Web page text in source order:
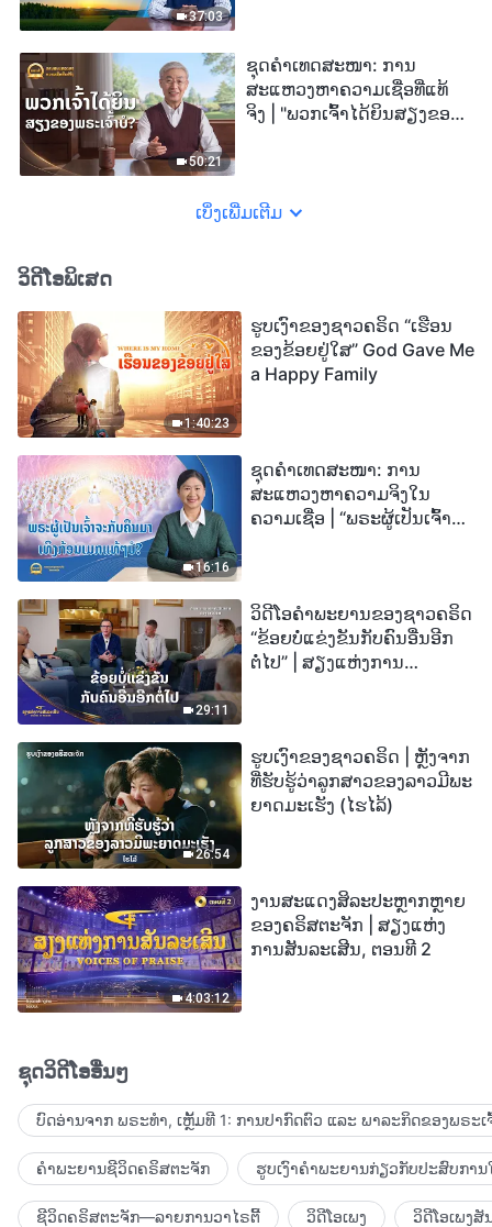
37:03
50:21
ຊຸດຄຳເທດສະໜາ: ການ
ສະແຫວງຫາຄວາມເຊື່ອທີ່ແທ້
ຈິງ | "ພວກເຈົ້າໄດ້ຍິນສຽງຂອງ
ເບິ່ງເພີ່ມເຕີມ
ວິດີໂອພິເສດ
1:40:23
ຮູບເງົາຂອງຊາວຄຣິດ “ເຮືອນ
ຂອງຂ້ອຍຢູ່ໃສ” God Gave Me
a Happy Family
16:16
ຊຸດຄຳເທດສະໜາ: ການ
ສະແຫວງຫາຄວາມຈິງໃນ
ຄວາມເຊື່ອ | “ພຣະຜູ້ເປັນເຈົ້າຈະ
29:11
ວິດີໂອຄຳພະຍານຂອງຊາວຄຣິດ
“ຂ້ອຍບໍ່ແຂ່ງຂັນກັບຄົນອື່ນອີກ
ຕໍ່ໄປ” | ສຽງແຫ່ງການ
26:54
ຮູບເງົາຂອງຊາວຄຣິດ | ຫຼັງຈາກ
ທີ່ຮັບຮູ້ວ່າລູກສາວຂອງລາວມີພະ
ຍາດມະເຮັງ (ໄຮໄລ້)
4:03:12
ງານສະແດງສິລະປະຫຼາກຫຼາຍ
ຂອງຄຣິສຕະຈັກ | ສຽງແຫ່ງ
ການສັນລະເສີນ, ຕອນທີ 2
ຊຸດວິດີໂອອື່ນໆ
ບົດອ່ານຈາກ ພຣະທຳ, ເຫຼັ້ມທີ 1: ການປາກົດຕົວ ແລະ ພາລະກິດຂອງພຣະເ
ຄຳພະຍານຊີວິດຄຣິສຕະຈັກ ຮູບເງົາຄຳພະຍານກ່ຽວກັບປະສົບກາ
ຊີວິດຄຣິສຕະຈັກ—ລາຍການວາໄຣຕີ້ ວິດີໂອເພງ ວິດີໂອເພງສັ